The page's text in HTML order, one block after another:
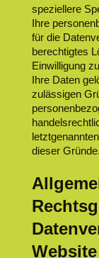
speziellere
Ihre
für die
berechtigtes
Einwilligung
Ihre Daten
zulässigen
dieser Gründe.
Website